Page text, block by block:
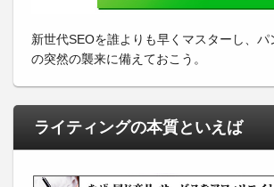
新世代SEOを誰よりも早くマスターし、パ
の突然の襲来に備えておこう。
ライティングの本質といえば